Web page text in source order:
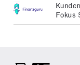
Fokus